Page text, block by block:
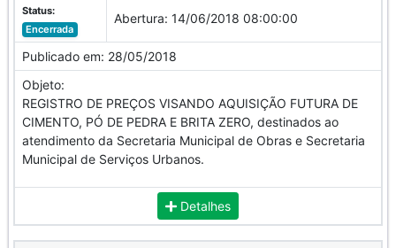
Status:
Encerrada
Abertura: 14/06/2018 08:00:00
Publicado em: 28/05/2018
Objeto:
REGISTRO DE PREÇOS VISANDO AQUISIÇÃO FUTURA DE
CIMENTO, PÓ DE PEDRA E BRITA ZERO, destinados ao
atendimento da Secretaria Municipal de Obras e Secretaria
Municipal de Serviços Urbanos.
Detalhes